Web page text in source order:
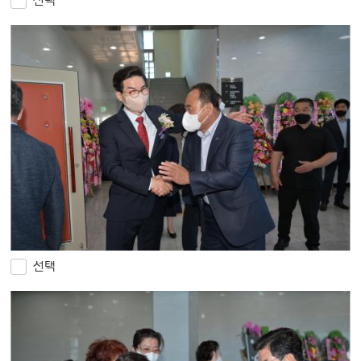
선택